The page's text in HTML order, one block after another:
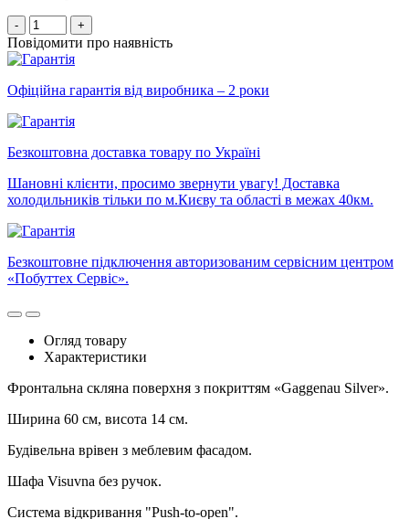
- +
Повідомити про наявність
Офіційна гарантія від виробника – 2 роки
Безкоштовна доставка товару по Україні
Шановні клієнти, просимо звернути увагу! Доставка
холодильників тільки по м.Києву та області в межах 40км.
Безкоштовне підключення авторизованим сервісним центром
«Побуттех Сервіс».
Огляд товару
Характеристики
Фронтальна скляна поверхня з покриттям «Gaggenau Silver».
Ширина 60 см, висота 14 см.
Будівельна врівен з меблевим фасадом.
Шафа Visuvna без ручок.
Система відкривання "Push-to-open".